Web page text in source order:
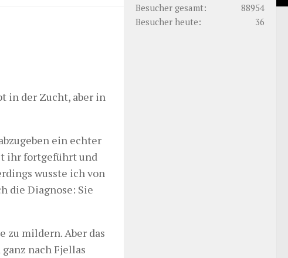
in der Zucht, aber in
ein echter
ihr fortgeführt und
wusste ich von
die Diagnose: Sie
mildern. Aber das
nach Fjellas
88954
Besucher gesamt:
36
Besucher heute: